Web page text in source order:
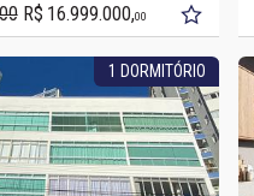
R$ 16.999.000,00
1 DORMITÓRIO